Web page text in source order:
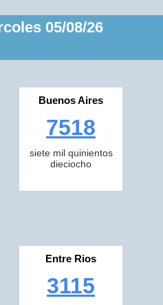
05/08/26
Buenos Aires
7518
siete mil quinientos
dieciocho
Entre Rios
3115